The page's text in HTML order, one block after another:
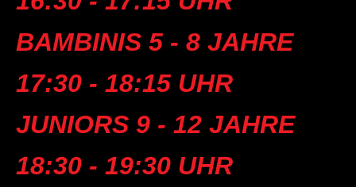
BAMBINIS 5 - 8 JAHRE
17:30 - 18:15 UHR
JUNIORS 9 - 12 JAHRE
18:30 - 19:30 UHR